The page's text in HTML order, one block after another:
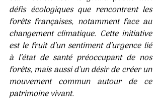
défis écologiques que rencontrent les
forêts françaises, notamment face au
changement climatique. Cette initiative
est le fruit d’un sentiment d’urgence lié
à l’état de santé préoccupant de nos
forêts, mais aussi d’un désir de créer un
mouvement commun autour de ce
patrimoine vivant.